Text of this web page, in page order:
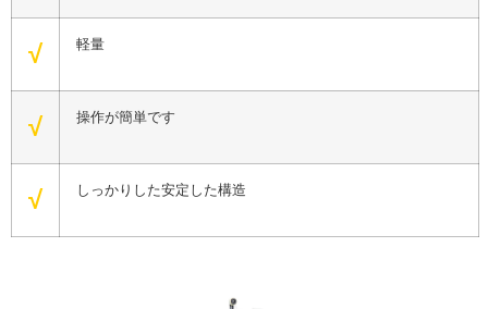
√ 軽量
√ 操作が簡単です
√ しっかりした安定した構造